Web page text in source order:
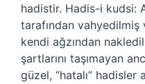
hadistir. Hadis-i kudsi:
tarafından vahyedilmiş
kendi ağzından
şartlarını taşımayan
güzel, “hatalı” hadisler